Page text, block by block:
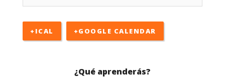
+ICAL +GOOGLE CALENDAR
¿Qué aprenderás?